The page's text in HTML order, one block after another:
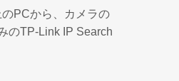
PCから、カメラの
のTP-Link IP Search